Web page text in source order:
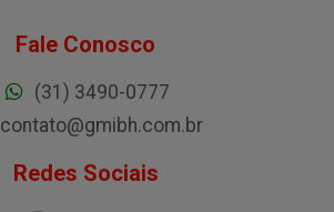
Fale Conosco
(31) 3490-0777
contato@gmibh.com.br
Redes Sociais